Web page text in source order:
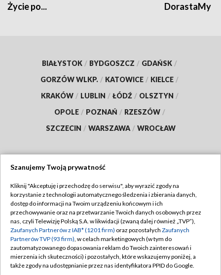
Życie po... DorastaMy
BIAŁYSTOK / BYDGOSZCZ / GDAŃSK /
GORZÓW WLKP. / KATOWICE / KIELCE /
KRAKÓW / LUBLIN / ŁÓDŹ / OLSZTYN /
OPOLE / POZNAŃ / RZESZÓW /
SZCZECIN / WARSZAWA / WROCŁAW
TVP
Abonament TVP
Emisja w TVP
Centrum informacji TVP
Naziemna Telewizja Cyfrowa
Regulamin TVP
Polityka prywatności
Moje zgody
Pomoc
Szanujemy Twoją prywatność
Kliknij "Akceptuję i przechodzę do serwisu", aby wyrazić zgody na
korzystanie z technologii automatycznego śledzenia i zbierania danych,
dostęp do informacji na Twoim urządzeniu końcowym i ich
przechowywanie oraz na przetwarzanie Twoich danych osobowych przez
nas, czyli Telewizję Polską S.A. w likwidacji (zwaną dalej również „TVP”),
Zaufanych Partnerów z IAB* (1201 firm) oraz pozostałych Zaufanych
Partnerów TVP (93 firm), w celach marketingowych (w tym do
zautomatyzowanego dopasowania reklam do Twoich zainteresowań i
mierzenia ich skuteczności) i pozostałych, które wskazujemy poniżej, a
także zgody na udostępnianie przez nas identyfikatora PPID do Google.